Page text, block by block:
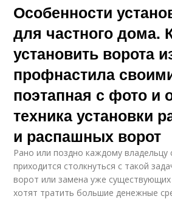
Особенности
для частного дома.
установить ворота
профнастила
поэтапная с фото и
техника установки
и распашных ворот
Рано или поздно каждому владельцу
приходится столкнуться с такой
ворот или замена уже
хотят тратить большие денежные